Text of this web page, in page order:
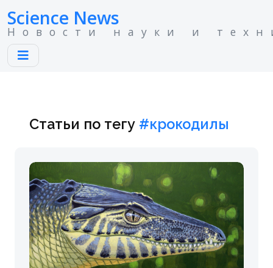
Science News
Новости науки и
Статьи по тегу #крокодилы